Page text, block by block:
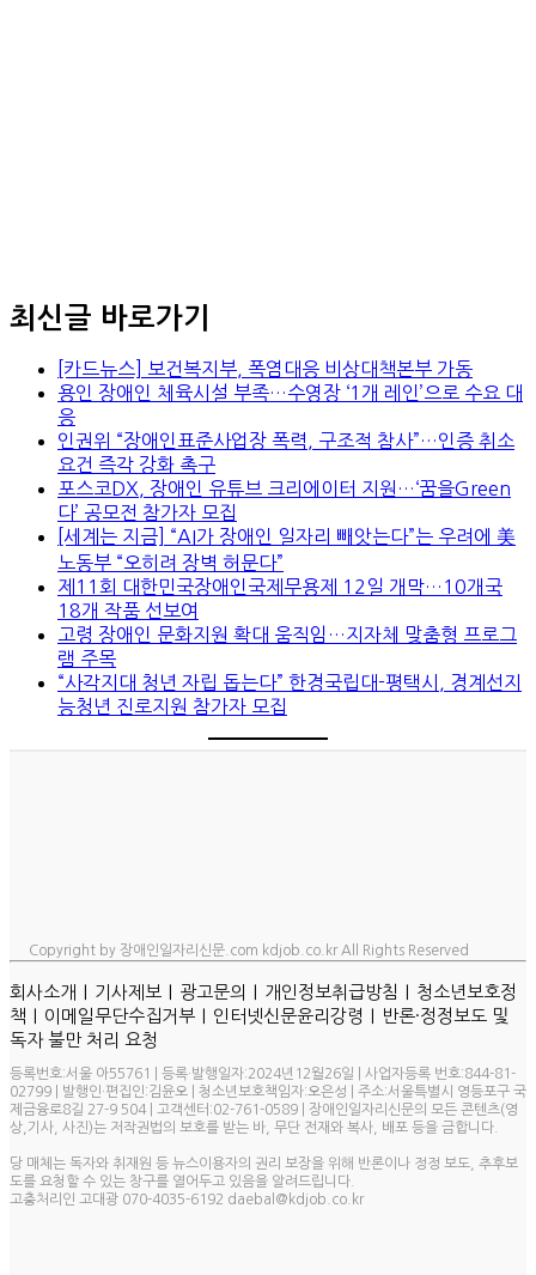
최신글 바로가기
[카드뉴스] 보건복지부, 폭염대응 비상대책본부 가동
용인 장애인 체육시설 부족…수영장 ‘1개 레인’으로 수요 대
응
인권위 “장애인표준사업장 폭력, 구조적 참사”…인증 취소
요건 즉각 강화 촉구
포스코DX, 장애인 유튜브 크리에이터 지원…‘꿈을Green
다’ 공모전 참가자 모집
[세계는 지금] “AI가 장애인 일자리 빼앗는다”는 우려에 美
노동부 “오히려 장벽 허문다”
제11회 대한민국장애인국제무용제 12일 개막…10개국
18개 작품 선보여
고령 장애인 문화지원 확대 움직임…지자체 맞춤형 프로그
램 주목
“사각지대 청년 자립 돕는다” 한경국립대-평택시, 경계선지
능청년 진로지원 참가자 모집
Copyright by 장애인일자리신문.com kdjob.co.kr All Rights Reserved
회사소개 ㅣ 기사제보 ㅣ 광고문의 ㅣ 개인정보취급방침 ㅣ 청소년보호정
책 ㅣ 이메일무단수집거부 ㅣ 인터넷신문윤리강령 ㅣ 반론·정정보도 및
독자 불만 처리 요청
등록번호:서울 아55761 | 등록·발행일자:2024년12월26일 | 사업자등록 번호:844-81-
02799 | 발행인·편집인:김윤오 | 청소년보호책임자:오은성 | 주소:서울특별시 영등포구 국
제금융로8길 27-9 504 | 고객센터:02-761-0589 | 장애인일자리신문의 모든 콘텐츠(영
상,기사, 사진)는 저작권법의 보호를 받는 바, 무단 전재와 복사, 배포 등을 금합니다.
당 매체는 독자와 취재원 등 뉴스이용자의 권리 보장을 위해 반론이나 정정 보도, 추후보
도를 요청할 수 있는 창구를 열어두고 있음을 알려드립니다.
고충처리인 고대광 070-4035-6192 daebal@kdjob.co.kr